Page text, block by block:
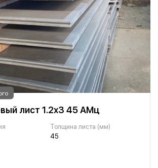
лист 1.2х3 45 АМц
Толщина листа (мм)
45